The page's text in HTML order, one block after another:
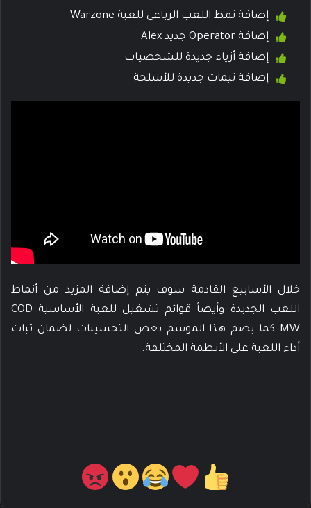
إضافة نمط اللعب الرباعي للعبة Warzone
إضافة Operator جديد Alex
إضافة أزياء جديدة للشخصيات
إضافة ثيمات جديدة للأسلحة
خلال الأسابيع القادمة سوف يتم إضافة المزيد من أنماط
اللعب الجديدة وأيضأ قوائم تشغيل للعبة الأساسية COD
MW كما يضم هذا الموسم بعض التحسينات لضمان ثبات
أداء اللعبة على الأنظمة المختلفة.